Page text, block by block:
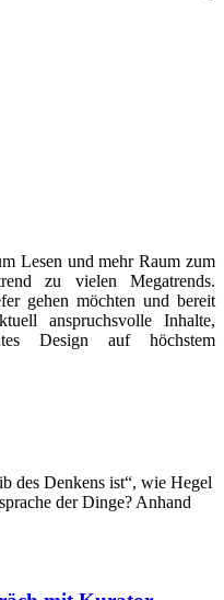
Lesen und mehr Raum zum
zu vielen Megatrends.
gehen möchten und bereit
anspruchsvolle Inhalte,
Design auf höchstem
des Denkens ist“, wie Hegel
der Dinge? Anhand